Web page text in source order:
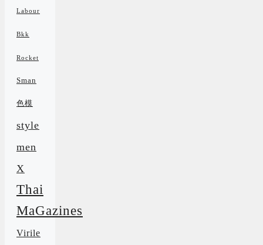
Labour
Bkk
Rocket
Sman
色模
style
men
X
Thai
MaGazines
Virile